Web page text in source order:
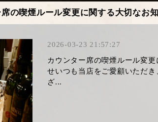
の喫煙ルール変更に関する大切なお
2026-03-23 21:57:27
カウンター席の喫煙ルール変
せ​いつも当店をご愛顧いただ
ざ...